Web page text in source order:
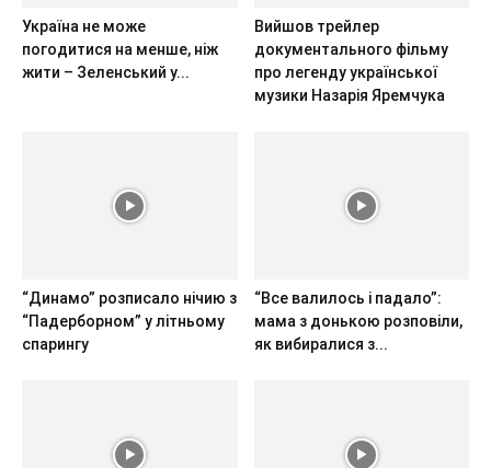
Україна не може
погодитися на менше, ніж
жити – Зеленський у...
Вийшов трейлер
документального фільму
про легенду української
музики Назарія Яремчука
“Динамо” розписало нічию з
“Падерборном” у літньому
спарингу
“Все валилось і падало”:
мама з донькою розповіли,
як вибиралися з...